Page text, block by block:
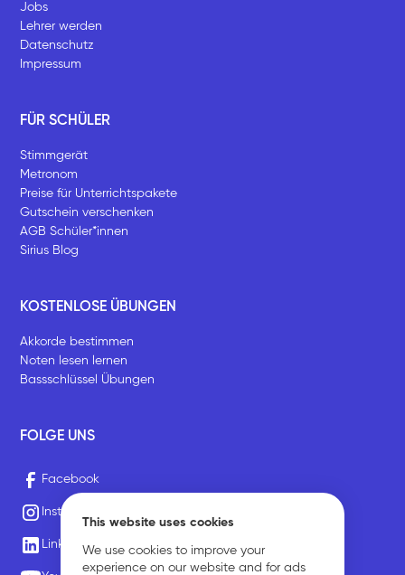
This website uses cookies
We use cookies to improve your
experience on our website and for ads
Jobs
Lehrer werden
Datenschutz
Impressum
FÜR SCHÜLER
Stimmgerät
Metronom
Preise für Unterrichtspakete
Gutschein verschenken
AGB Schüler*innen
Sirius Blog
KOSTENLOSE ÜBUNGEN
Akkorde bestimmen
Noten lesen lernen
Bassschlüssel Übungen
FOLGE UNS
Facebook
Instagram
LinkedIn